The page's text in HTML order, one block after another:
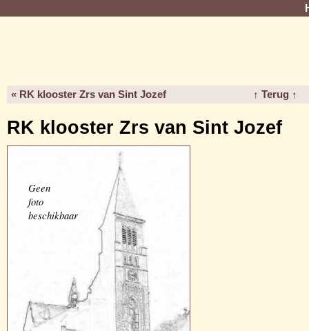
« RK klooster Zrs van Sint Jozef ↑ Terug ↑
RK klooster Zrs van Sint Jozef
Geen
foto
beschikbaar